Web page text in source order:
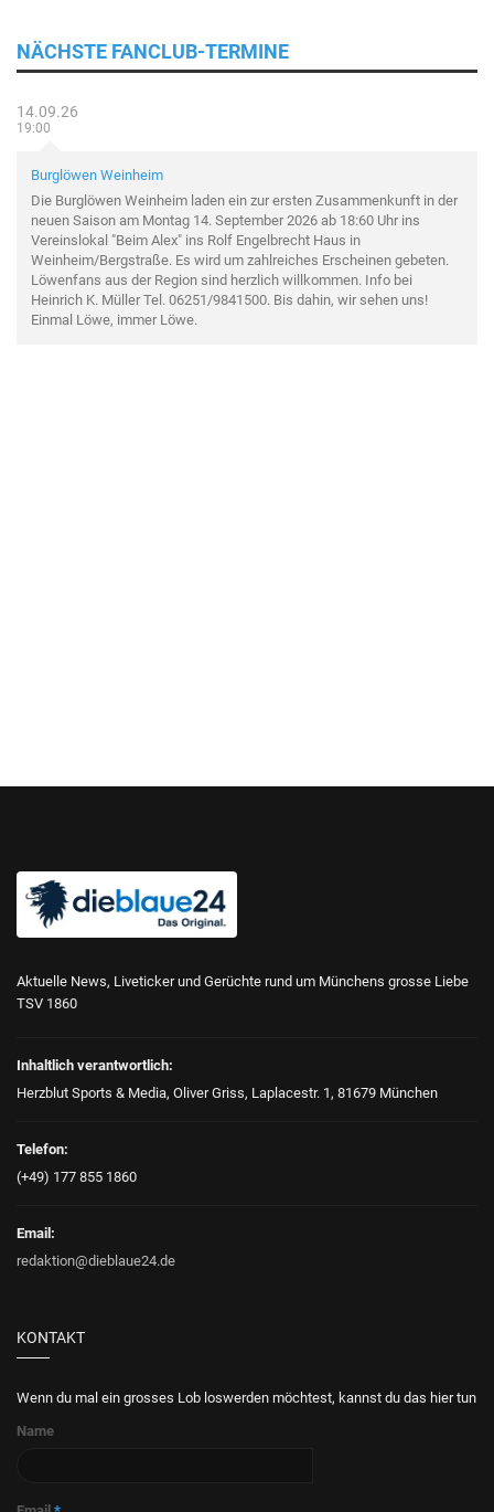
NÄCHSTE FANCLUB-TERMINE
14.09.26
19:00
Burglöwen Weinheim
Die Burglöwen Weinheim laden ein zur ersten Zusammenkunft in der
neuen Saison am Montag 14. September 2026 ab 18:60 Uhr ins
Vereinslokal "Beim Alex" ins Rolf Engelbrecht Haus in
Weinheim/Bergstraße. Es wird um zahlreiches Erscheinen gebeten.
Löwenfans aus der Region sind herzlich willkommen. Info bei
Heinrich K. Müller Tel. 06251/9841500. Bis dahin, wir sehen uns!
Einmal Löwe, immer Löwe.
Aktuelle News, Liveticker und Gerüchte rund um Münchens grosse Liebe
TSV 1860
Inhaltlich verantwortlich:
Herzblut Sports & Media, Oliver Griss, Laplacestr. 1, 81679 München
Telefon:
(+49) 177 855 1860
Email:
redaktion@dieblaue24.de
KONTAKT
Wenn du mal ein grosses Lob loswerden möchtest, kannst du das hier tun
Name